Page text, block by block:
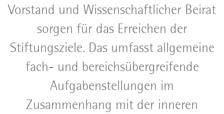
Vorstand und Wissenschaftlicher Beirat
sorgen für das Erreichen der
Stiftungsziele. Das umfasst allgemeine
fach- und bereichsübergreifende
Aufgabenstellungen im
Zusammenhang mit der inneren